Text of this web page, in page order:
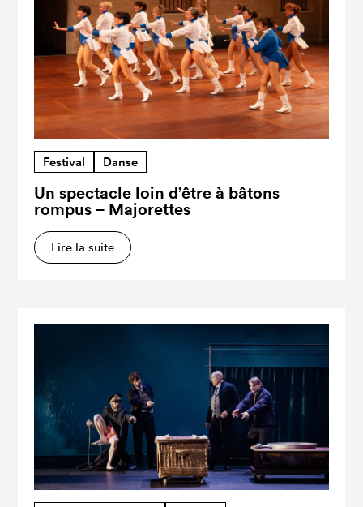
Festival Danse
Un spectacle loin d’être à bâtons
rompus – Majorettes
Lire la suite